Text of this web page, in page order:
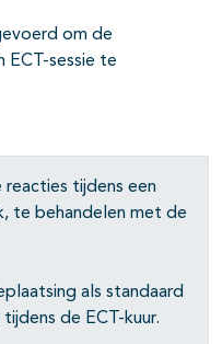
om de
ECT-sessie te
reacties tijdens een
te behandelen met de
als standaard
de ECT-kuur.